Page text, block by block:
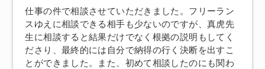
仕事の件で相談させていただきました。フリーラン
スゆえに相談できる相手も少ないのですが、真虎先
生に相談すると結果だけでなく根拠の説明もしてく
ださり、最終的には自分で納得の行く決断を出すこ
とができました。また、初めて相談したのにも関わ